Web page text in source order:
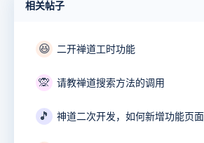
相关帖子
😆 二开禅道工时功能
🙊 请教禅道搜索方法的调用
🎵 神道二次开发，如何新增功能页面